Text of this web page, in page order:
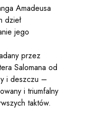
Amadeusa
dzieł
jego
przez
Salomana od
i deszczu –
i triumfalny
taktów.